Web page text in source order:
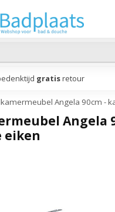
gratis retour
Angela 90cm -
Angela
eiken